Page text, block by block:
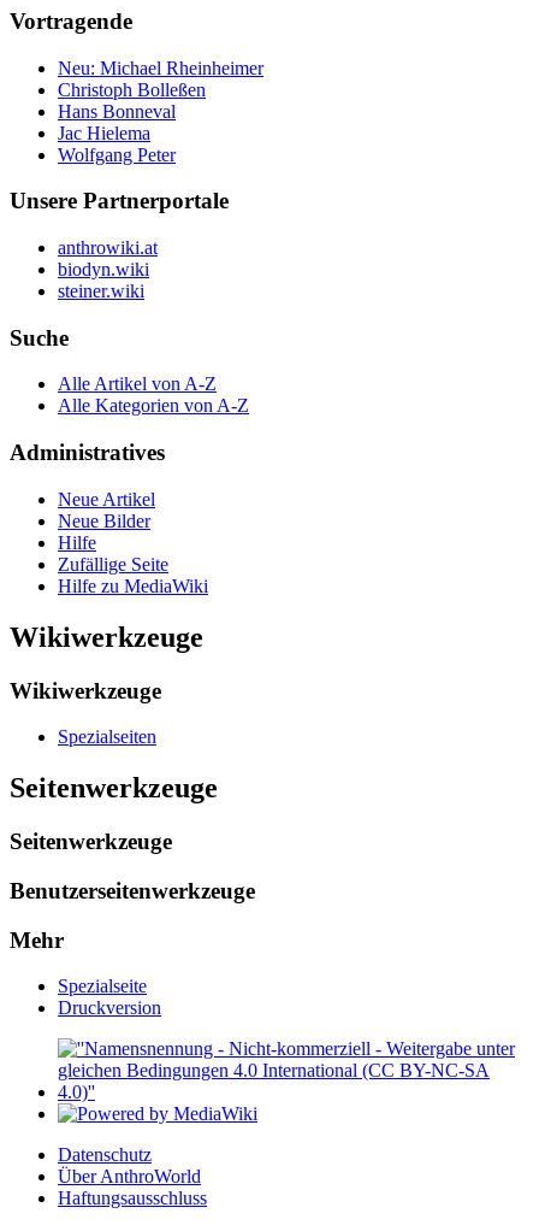
Vortragende
Neu: Michael Rheinheimer
Christoph Bolleßen
Hans Bonneval
Jac Hielema
Wolfgang Peter
Unsere Partnerportale
anthrowiki.at
biodyn.wiki
steiner.wiki
Suche
Alle Artikel von A-Z
Alle Kategorien von A-Z
Administratives
Neue Artikel
Neue Bilder
Hilfe
Zufällige Seite
Hilfe zu MediaWiki
Wikiwerkzeuge
Wikiwerkzeuge
Spezialseiten
Seitenwerkzeuge
Seitenwerkzeuge
Benutzerseitenwerkzeuge
Mehr
Spezialseite
Druckversion
Datenschutz
Über AnthroWorld
Haftungsausschluss